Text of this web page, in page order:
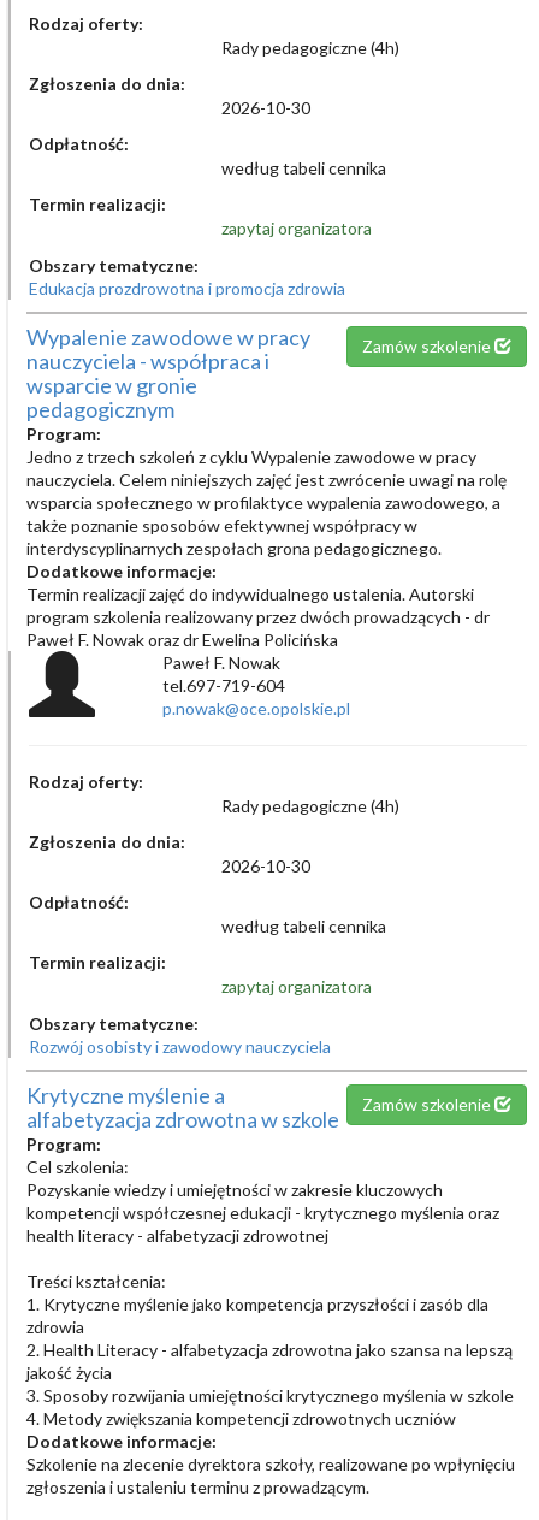
Rodzaj oferty:
Rady pedagogiczne (4h)
Zgłoszenia do dnia:
2026-10-30
Odpłatność:
według tabeli cennika
Termin realizacji:
zapytaj organizatora
Obszary tematyczne:
Edukacja prozdrowotna i promocja zdrowia
Wypalenie zawodowe w pracy
nauczyciela - współpraca i
wsparcie w gronie
pedagogicznym
Zamów szkolenie
Program:
Jedno z trzech szkoleń z cyklu Wypalenie zawodowe w pracy
nauczyciela. Celem niniejszych zajęć jest zwrócenie uwagi na rolę
wsparcia społecznego w profilaktyce wypalenia zawodowego, a
także poznanie sposobów efektywnej współpracy w
interdyscyplinarnych zespołach grona pedagogicznego.
Dodatkowe informacje:
Termin realizacji zajęć do indywidualnego ustalenia. Autorski
program szkolenia realizowany przez dwóch prowadzących - dr
Paweł F. Nowak oraz dr Ewelina Policińska
Paweł F. Nowak
tel.697-719-604
p.nowak@oce.opolskie.pl
Rodzaj oferty:
Rady pedagogiczne (4h)
Zgłoszenia do dnia:
2026-10-30
Odpłatność:
według tabeli cennika
Termin realizacji:
zapytaj organizatora
Obszary tematyczne:
Rozwój osobisty i zawodowy nauczyciela
Krytyczne myślenie a
alfabetyzacja zdrowotna w szkole
Zamów szkolenie
Program:
Cel szkolenia:
Pozyskanie wiedzy i umiejętności w zakresie kluczowych
kompetencji współczesnej edukacji - krytycznego myślenia oraz
health literacy - alfabetyzacji zdrowotnej
Treści kształcenia:
1. Krytyczne myślenie jako kompetencja przyszłości i zasób dla
zdrowia
2. Health Literacy - alfabetyzacja zdrowotna jako szansa na lepszą
jakość życia
3. Sposoby rozwijania umiejętności krytycznego myślenia w szkole
4. Metody zwiększania kompetencji zdrowotnych uczniów
Dodatkowe informacje:
Szkolenie na zlecenie dyrektora szkoły, realizowane po wpłynięciu
zgłoszenia i ustaleniu terminu z prowadzącym.